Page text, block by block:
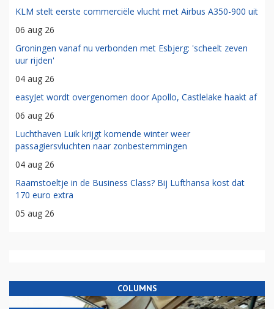
KLM stelt eerste commerciële vlucht met Airbus A350-900 uit
06 aug 26
Groningen vanaf nu verbonden met Esbjerg: 'scheelt zeven
uur rijden'
04 aug 26
easyJet wordt overgenomen door Apollo, Castlelake haakt af
06 aug 26
Luchthaven Luik krijgt komende winter weer
passagiersvluchten naar zonbestemmingen
04 aug 26
Raamstoeltje in de Business Class? Bij Lufthansa kost dat
170 euro extra
05 aug 26
COLUMNS